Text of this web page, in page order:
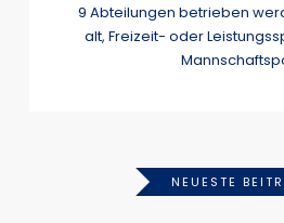
9 Abteilungen betrieben
alt, Freizeit- oder
NEUESTE